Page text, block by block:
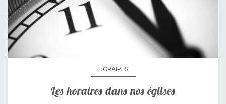
HORAIRES
Les horaires dans nos églises